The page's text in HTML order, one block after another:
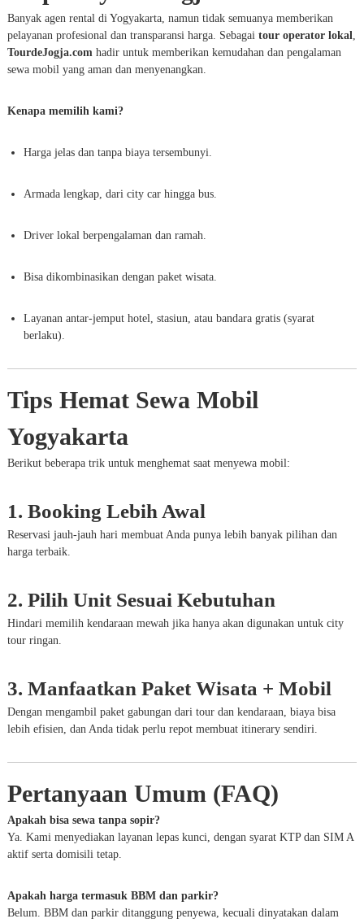
Banyak agen rental di Yogyakarta, namun tidak semuanya memberikan
pelayanan profesional dan transparansi harga. Sebagai tour operator lokal,
TourdeJogja.comhadir untuk memberikan kemudahan dan pengalaman
sewa mobil yang aman dan menyenangkan.
Kenapa memilih kami?
Harga jelas dan tanpa biaya tersembunyi.
Armada lengkap, dari city car hingga bus.
Driver lokal berpengalaman dan ramah.
Bisa dikombinasikan dengan paket wisata.
Layanan antar-jemput hotel, stasiun, atau bandara gratis (syarat
berlaku).
Tips Hemat Sewa Mobil
Yogyakarta
Berikut beberapa trik untuk menghemat saat menyewa mobil:
1. Booking Lebih Awal
Reservasi jauh-jauh hari membuat Anda punya lebih banyak pilihan dan
harga terbaik.
2. Pilih Unit Sesuai Kebutuhan
Hindari memilih kendaraan mewah jika hanya akan digunakan untuk city
tour ringan.
3. Manfaatkan Paket Wisata + Mobil
Dengan mengambil paket gabungan dari tour dan kendaraan, biaya bisa
lebih efisien, dan Anda tidak perlu repot membuat itinerary sendiri.
Pertanyaan Umum (FAQ)
Apakah bisa sewa tanpa sopir?
Ya. Kami menyediakan layanan lepas kunci, dengan syarat KTP dan SIM A
aktif serta domisili tetap.
Apakah harga termasuk BBM dan parkir?
Belum. BBM dan parkir ditanggung penyewa, kecuali dinyatakan dalam